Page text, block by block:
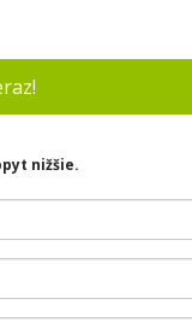
nižšie.